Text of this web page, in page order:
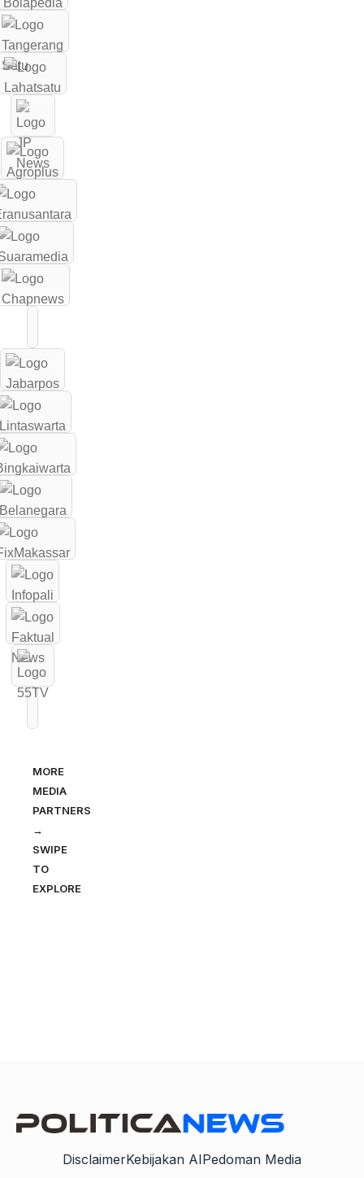
MORE
MEDIA
PARTNERS
→
SWIPE
TO
EXPLORE
DisclaimerKebijakan AIPedoman Media